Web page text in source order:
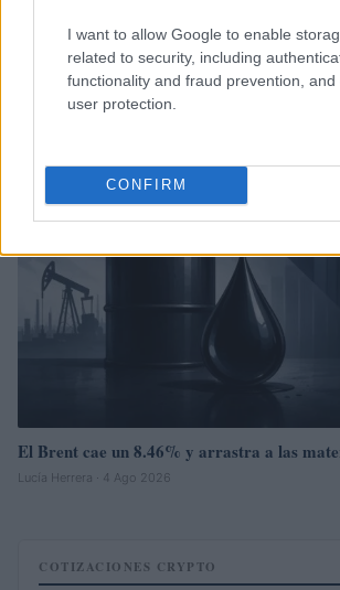
I want to allow Google to enable
related to security, including
functionality and fraud prevention, and
user protection.
CONFIRM
El petróleo Brent cae un 8.46% y arrastra
Lucía Herrera · 5 Ago 2026
El Brent cae un 8.46% y arrastra a las
Lucía Herrera · 4 Ago 2026
COTIZACIONES CRYPTO